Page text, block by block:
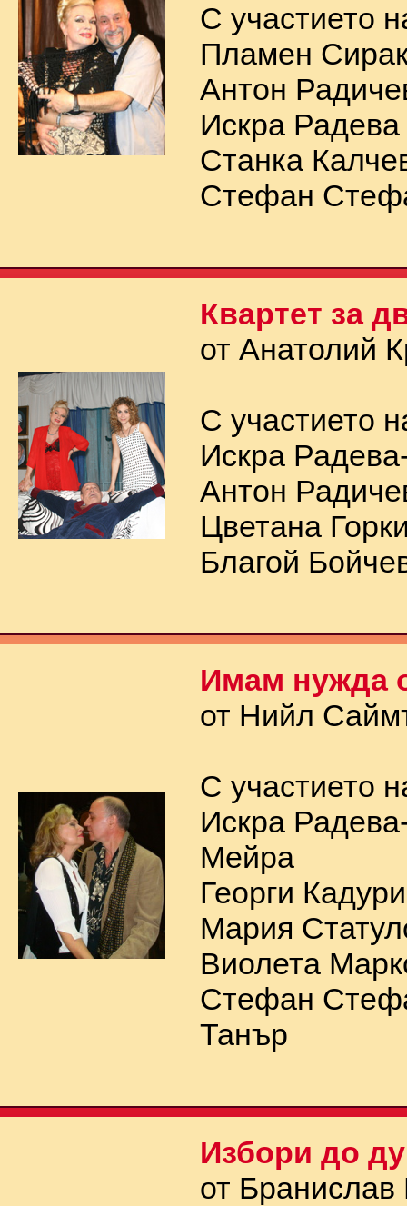
С участието
Пламен
Антон
Искра
Станка
Стефан
Квартет за
от Анатолий
С участието
Искра
Антон
Цветана
Благой
Имам нужда
от Нийл
С участието
Искра
Мейра
Георги
Мария
Виолета
Стефан
Танър
Избори до
от